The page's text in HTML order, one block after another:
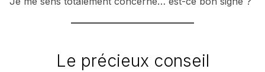
Le précieux conseil